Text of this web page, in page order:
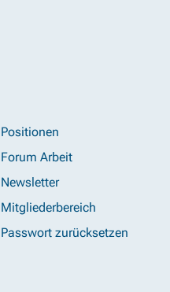
Positionen
Forum Arbeit
Newsletter
Mitgliederbereich
Passwort zurücksetzen